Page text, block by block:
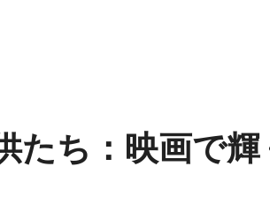
たち：映画で